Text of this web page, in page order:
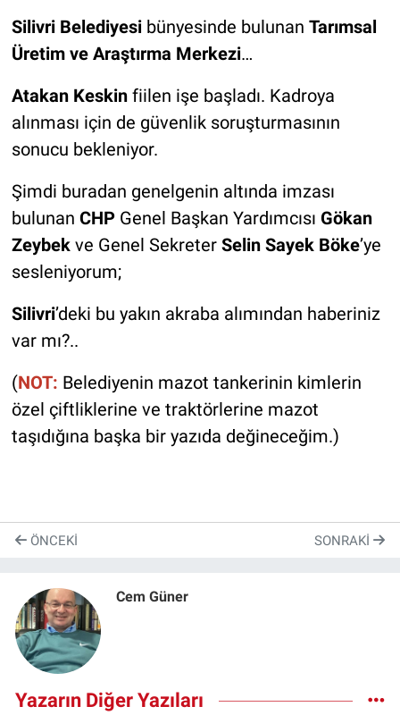
Silivri Belediyesibünyesinde bulunan Tarımsal
Üretim ve Araştırma Merkezi…
Atakan Keskinfiilen işe başladı. Kadroya
alınması için de güvenlik soruşturmasının
sonucu bekleniyor.
Şimdi buradan genelgenin altında imzası
bulunan CHPGenel Başkan Yardımcısı Gökan
Zeybek ve Genel Sekreter Selin Sayek Böke’ye
sesleniyorum;
Silivri’deki bu yakın akraba alımından haberiniz
var mı?..
(NOT: Belediyenin mazot tankerinin kimlerin
özel çiftliklerine ve traktörlerine mazot
taşıdığına başka bir yazıda değineceğim.)
ÖNCEKI SONRAKI
Cem Güner
Yazarın Diğer Yazıları